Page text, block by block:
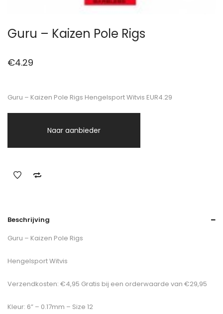
Guru – Kaizen Pole Rigs
€4.29
Guru – Kaizen Pole Rigs Hengelsport Witvis EUR4.29
Naar aanbieder
Beschrijving
Guru – Kaizen Pole Rigs
Hengelsport Witvis
Verzendkosten: €4,95 Gratis bij een orderwaarde van €29,95
Kleur: 6” – 0.17mm – Size 12